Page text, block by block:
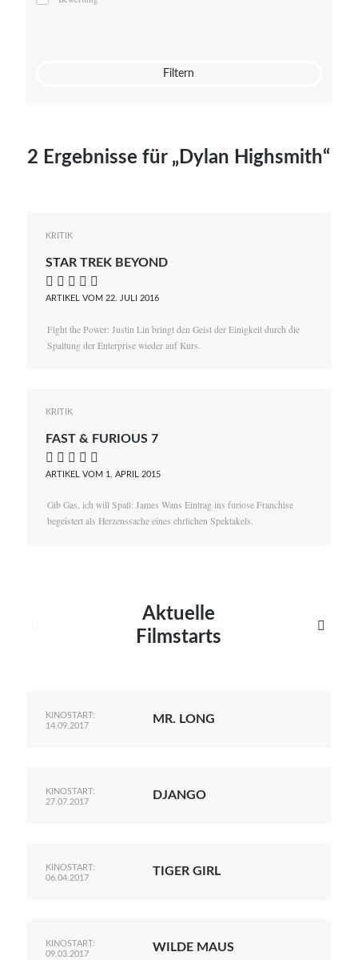
Mato von Vogelstein
Filtern
2 Ergebnisse für „Dylan Highsmith“
KRITIK
STAR TREK BEYOND
    
ARTIKEL VOM 22. JULI 2016
Fight the Power: Justin Lin bringt den Geist der Einigkeit durch die
Spaltung der Enterprise wieder auf Kurs.
KRITIK
FAST & FURIOUS 7
    
ARTIKEL VOM 1. APRIL 2015
Gib Gas, ich will Spaß: James Wans Eintrag ins furiose Franchise
begeistert als Herzenssache eines ehrlichen Spektakels.
Aktuelle
Filmstarts

KINOSTART:
14.09.2017
MR. LONG
KINOSTART:
27.07.2017
DJANGO
KINOSTART:
06.04.2017
TIGER GIRL
KINOSTART:
09.03.2017
WILDE MAUS